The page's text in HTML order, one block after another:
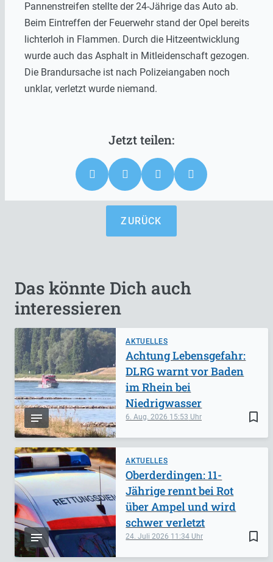
Pannenstreifen stellte der 24-Jährige das Auto ab.
Beim Eintreffen der Feuerwehr stand der Opel bereits
lichterloh in Flammen. Durch die Hitzeentwicklung
wurde auch das Asphalt in Mitleidenschaft gezogen.
Die Brandursache ist nach Polizeiangaben noch
unklar, verletzt wurde niemand.
ZURÜCK
Das könnte Dich auch
interessieren
AKTUELLES
bookmark_border
6. Aug. 2026 15:53
Achtung Lebensgefahr:
DLRG warnt vor Baden
im Rhein bei
Niedrigwasser
AKTUELLES
bookmark_border
24. Juli 2026 11:34
Oberderdingen: 11-
Jährige rennt bei Rot
über Ampel und wird
schwer verletzt